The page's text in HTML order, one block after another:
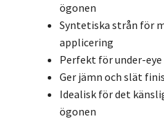
ögonen
Syntetiska strån för
applicering
Perfekt för under-
Ger jämn och slät
Idealisk för det
ögonen